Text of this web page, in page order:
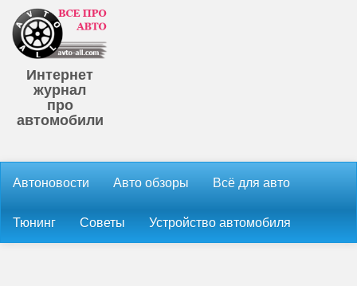
Интернет
журнал
про
автомобили
Автоновости Авто обзоры Всё для авто
Тюнинг Советы Устройство автомобиля